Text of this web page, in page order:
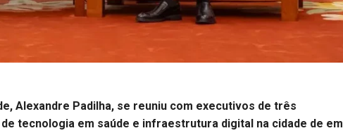
Alexandre Padilha, se reuniu com executivos de três
tecnologia em saúde e infraestrutura digital na cidade de em